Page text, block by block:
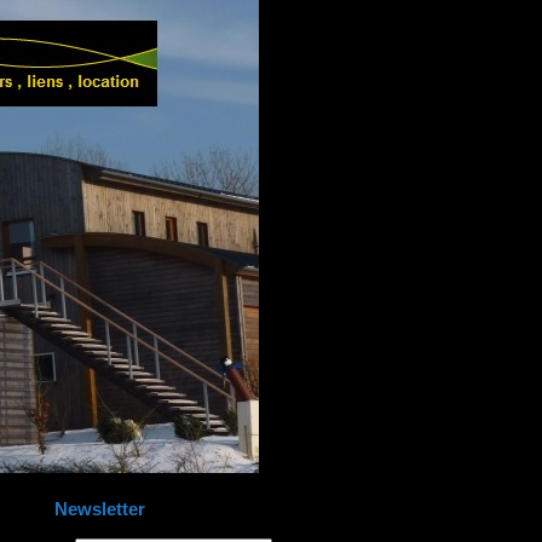
Newsletter